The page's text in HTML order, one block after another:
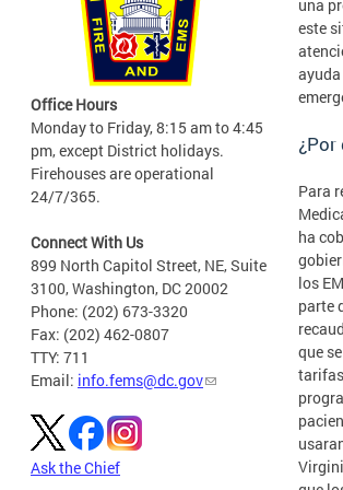
Office Hours
Monday to Friday, 8:15 am to 4:45
pm, except District holidays.
Firehouses are operational
24/7/365.
Connect With Us
899 North Capitol Street, NE, Suite
3100, Washington, DC 20002
Phone: (202) 673-3320
Fax: (202) 462-0807
TTY: 711
Email: info.fems@dc.gov
Ask the Chief
una
este
Para
ha
los
parte
que